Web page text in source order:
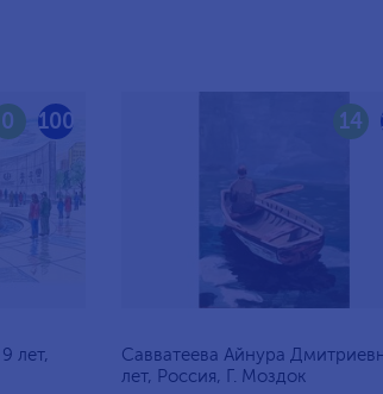
100
0
лет,
14
Савватеева Айнура
лет, Россия, Г. Моздок